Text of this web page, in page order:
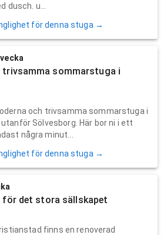
dusch. u...
för denna stuga →
trivsamma sommarstuga i
och trivsamma sommarstuga i
Sölvesborg. Här bor ni i ett
några minut...
för denna stuga →
det stora sällskapet
finns en renoverad